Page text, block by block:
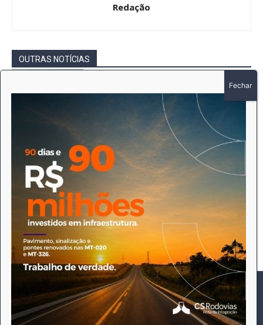
Redação
OUTRAS NOTÍCIAS
6 de agosto de 2026
Destaques
Motorista é preso por suspeita de
embriaguez após avançar sinal e provocar
acidente em Canarana
-
Destaques
Homem é preso após tentar invadir kitnets
e resistir à abordagem da PM em
Canarana
Redação 5 de agosto de 2026
Este site utiliza cookies para permitir uma melhor experiência
por parte do utilizador. Ao navegar no site estará a consentir a
sua utilização